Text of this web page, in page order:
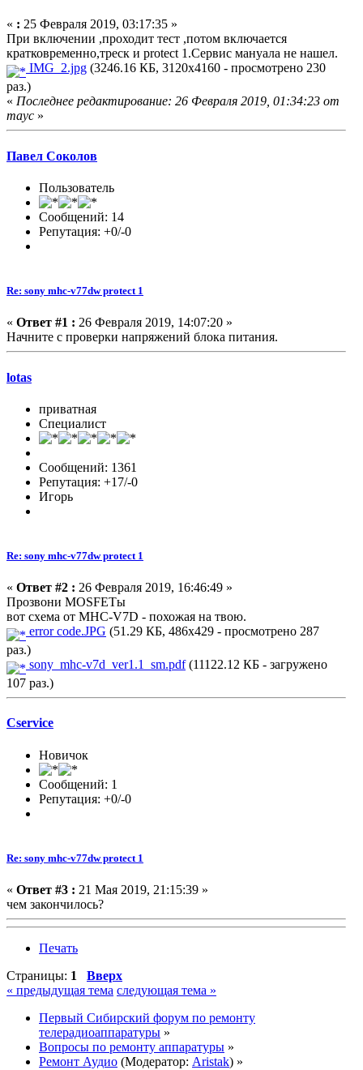
« : 25 Февраля 2019, 03:17:35 »
При включении ,проходит тест ,потом включается
кратковременно,треск и protect 1.Cервис мануала не нашел.
IMG_2.jpg (3246.16 КБ, 3120x4160 - просмотрено 230
раз.)
« Последнее редактирование: 26 Февраля 2019, 01:34:23 от
mayc »
Павел Соколов
Пользователь
Сообщений: 14
Репутация: +0/-0
Re: sony mhc-v77dw protect 1
« Ответ #1 : 26 Февраля 2019, 14:07:20 »
Начните с проверки напряжений блока питания.
lotas
приватная
Специалист
Сообщений: 1361
Репутация: +17/-0
Игорь
Re: sony mhc-v77dw protect 1
« Ответ #2 : 26 Февраля 2019, 16:46:49 »
Прозвони MOSFETы
вот схема от MHC-V7D - похожая на твою.
error code.JPG (51.29 КБ, 486x429 - просмотрено 287
раз.)
sony_mhc-v7d_ver1.1_sm.pdf(11122.12 КБ - загружено
107 раз.)
Cservice
Новичок
Сообщений: 1
Репутация: +0/-0
Re: sony mhc-v77dw protect 1
« Ответ #3 : 21 Мая 2019, 21:15:39 »
чем закончилось?
Печать
Страницы: 1
Вверх
« предыдущая тема следующая тема »
Первый Сибирский форум по ремонту
телерадиоаппаратуры »
Вопросы по ремонту аппаратуры »
Ремонт Аудио (Модератор: Aristak) »